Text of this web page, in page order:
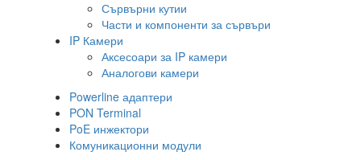
Сървърни кутии
Части и компоненти за сървъри
IP Камери
Аксесоари за IP камери
Аналогови камери
Powerline адаптери
PON Terminal
PoE инжектори
Комуникационни модули